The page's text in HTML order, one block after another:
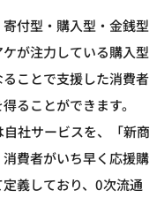
付型・購入型・金銭型
が注力している購入型
ことで支援した消費者
ることができます。
社サービスを、「新商
費者がいち早く応援購
義しており、0次流通